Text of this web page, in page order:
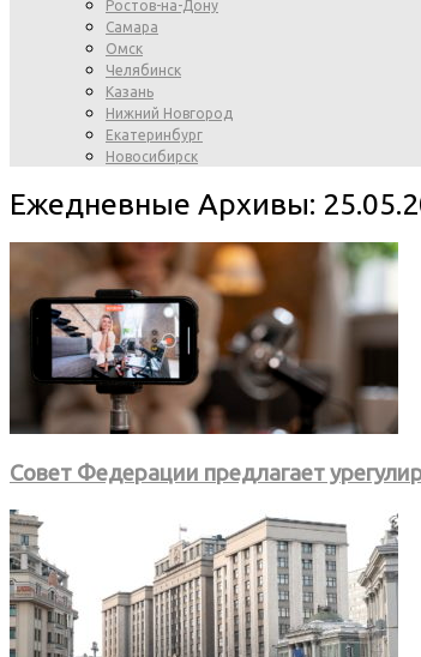
Ростов-на-Дону
Самара
Омск
Челябинск
Казань
Нижний Новгород
Екатеринбург
Новосибирск
Ежедневные Архивы:
Совет Федерации предлагает